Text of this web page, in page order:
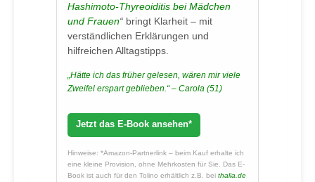
Hashimoto-Thyreoiditis bei Mädchen
und Frauen“ bringt Klarheit – mit
verständlichen Erklärungen und
hilfreichen Alltagstipps.
„Hätte ich das früher gelesen, wären mir viele
Zweifel erspart geblieben.“ – Carola (51)
Jetzt das E-Book ansehen*
Hinweise: *Amazon-Partnerlink – beim Kauf erhalte ich
eine kleine Provision, ohne Mehrkosten für Sie. Das E-
Book ist auch für den Tolino erhältlich z.B. bei thalia.de